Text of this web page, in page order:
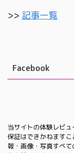
>> 記事一覧
Facebook
当サイトの体験レビ
保証はできかねます
報・画像・写真すべ